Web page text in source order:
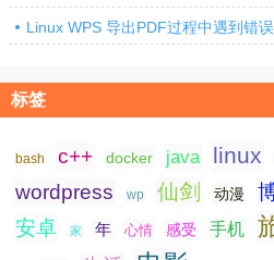
Linux WPS 导出PDF过程中遇到错
标签
bash c++ docker java linux
wordpress wp 仙剑 动漫
安卓 家 年 心情 感受 手机